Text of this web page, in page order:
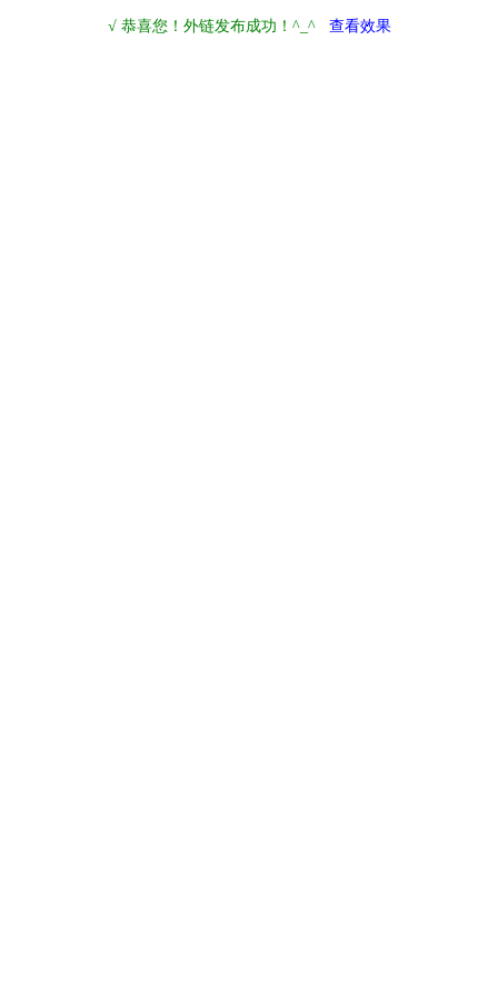
√ 恭喜您！外链发布成功！^_^ 查看效果